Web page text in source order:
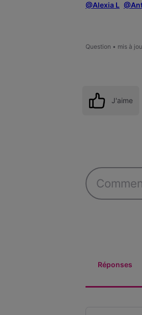
@Alexia L
Question • mis à
J'aime
Réponses